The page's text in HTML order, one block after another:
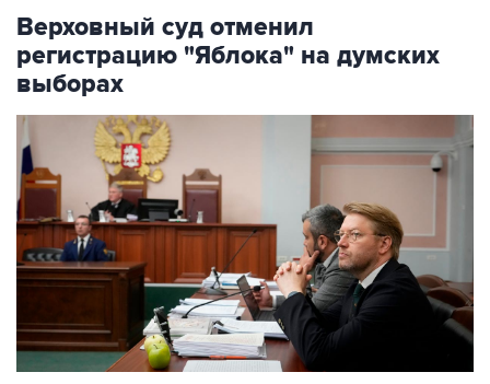
Верховный суд отменил
регистрацию "Яблока" на думских
выборах